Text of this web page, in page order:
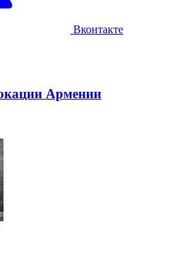
Вконтакте
Армении